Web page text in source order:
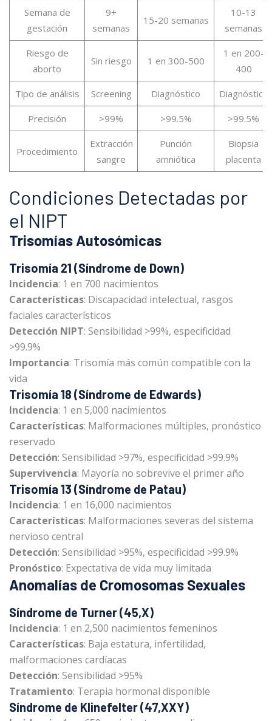
Semana de
gestación
9+
semanas
15-20 semanas
10-13
semanas
Riesgo de
aborto
Sin riesgo 1 en 300-500
1 en 200-
400
Tipo de análisis Screening Diagnóstico Diagnóstico
Precisión >99% >99.5% >99.5%
Procedimiento
Extracción
sangre
Punción
amniótica
Biopsia
placenta
Condiciones Detectadas por
el NIPT
Trisomías Autosómicas
Trisomía 21 (Síndrome de Down)
Incidencia: 1 en 700 nacimientos
Características: Discapacidad intelectual, rasgos
faciales característicos
Detección NIPT: Sensibilidad >99%, especificidad
>99.9%
Importancia: Trisomía más común compatible con la
vida
Trisomía 18 (Síndrome de Edwards)
Incidencia: 1 en 5,000 nacimientos
Características: Malformaciones múltiples, pronóstico
reservado
Detección: Sensibilidad >97%, especificidad >99.9%
Supervivencia: Mayoría no sobrevive el primer año
Trisomía 13 (Síndrome de Patau)
Incidencia: 1 en 16,000 nacimientos
Características: Malformaciones severas del sistema
nervioso central
Detección: Sensibilidad >95%, especificidad >99.9%
Pronóstico: Expectativa de vida muy limitada
Anomalías de Cromosomas Sexuales
Síndrome de Turner (45,X)
Incidencia: 1 en 2,500 nacimientos femeninos
Características: Baja estatura, infertilidad,
malformaciones cardíacas
Detección: Sensibilidad >95%
Tratamiento: Terapia hormonal disponible
Síndrome de Klinefelter (47,XXY)